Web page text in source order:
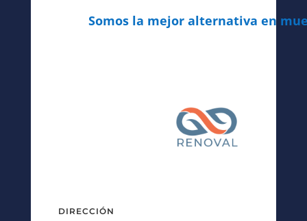
Somos la mejor alternativa en
DIRECCIÓN